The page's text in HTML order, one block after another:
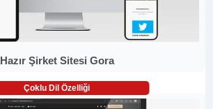
Hazır Şirket Sitesi Gora
Çoklu Dil Özelliği